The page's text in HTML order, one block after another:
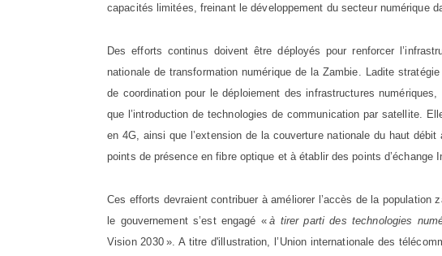
capacités limitées, freinant le développement du secteur numérique
Des efforts continus doivent être déployés pour renforcer
nationale de transformation numérique de la Zambie. Ladite
de coordination pour le déploiement des infrastructures
que l’introduction de technologies de communication par satellite.
en 4G, ainsi que l’extension de la couverture nationale du haut
points de présence en fibre optique et à établir des points d’échange
Ces efforts devraient contribuer à améliorer l’accès de la population
le gouvernement s’est engagé «à tirer parti des technologies
Vision 2030 ». A titre d'illustration, l’Union internationale des